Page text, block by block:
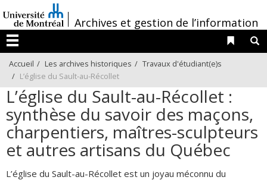
au
contenu
/
Archives et gestion de l’information
Menu
Liens
Accueil Les archives historiques
Travaux d'étudiant(e)s
L’église du Sault-au-Récollet
L’église du Sault-au-Récollet :
synthèse du savoir des maçons,
charpentiers, maîtres-sculpteurs
et autres artisans du Québec
L’église du Sault-au-Récollet est un joyau méconnu du